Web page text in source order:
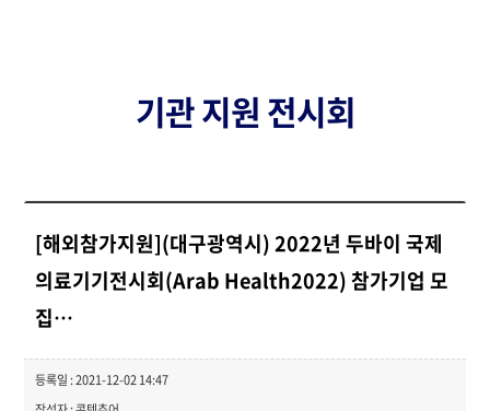
기관 지원 전시회
[해외참가지원](대구광역시) 2022년 두바이 국제
의료기기전시회(Arab Health2022) 참가기업 모
집…
등록일 : 2021-12-02 14:47